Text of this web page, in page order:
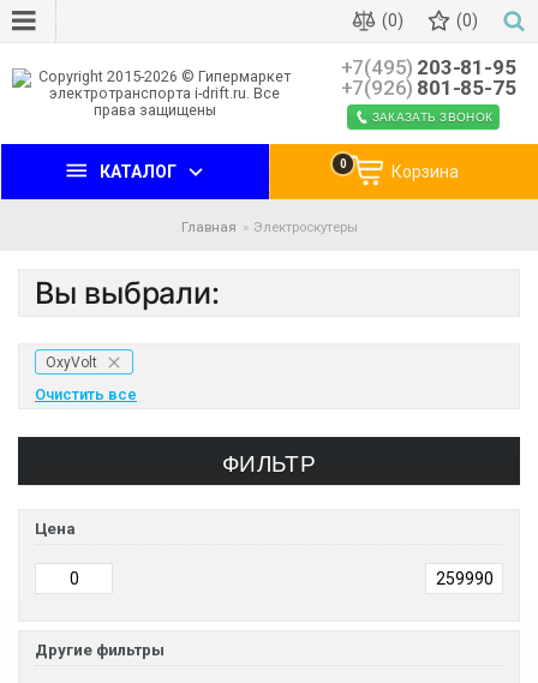
(0) (0)
+7(495) 203-81-95
+7(926) 801-85-75
ЗАКАЗАТЬ ЗВОНОК
КАТАЛОГ Корзина
0
Главная Электроскутеры
Вы выбрали:
OxyVolt
Очистить все
ФИЛЬТР
Цена
Другие фильтры